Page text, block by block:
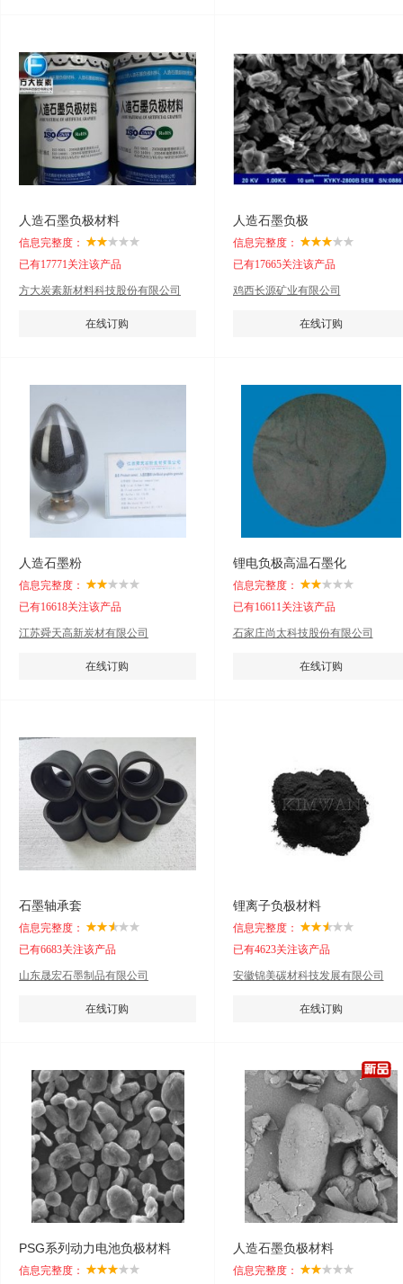
人造石墨负极材料
信息完整度：
已有17771关注该产品
方大炭素新材料科技股份有限公司
在线订购
人造石墨负极
信息完整度：
已有17665关注该产品
鸡西长源矿业有限公司
在线订购
人造石墨粉
信息完整度：
已有16618关注该产品
江苏舜天高新炭材有限公司
在线订购
锂电负极高温石墨化
信息完整度：
已有16611关注该产品
石家庄尚太科技股份有限公司
在线订购
石墨轴承套
信息完整度：
已有6683关注该产品
山东晟宏石墨制品有限公司
在线订购
锂离子负极材料
信息完整度：
已有4623关注该产品
安徽锦美碳材科技发展有限公司
在线订购
PSG系列动力电池负极材料
信息完整度：
人造石墨负极材料
信息完整度：